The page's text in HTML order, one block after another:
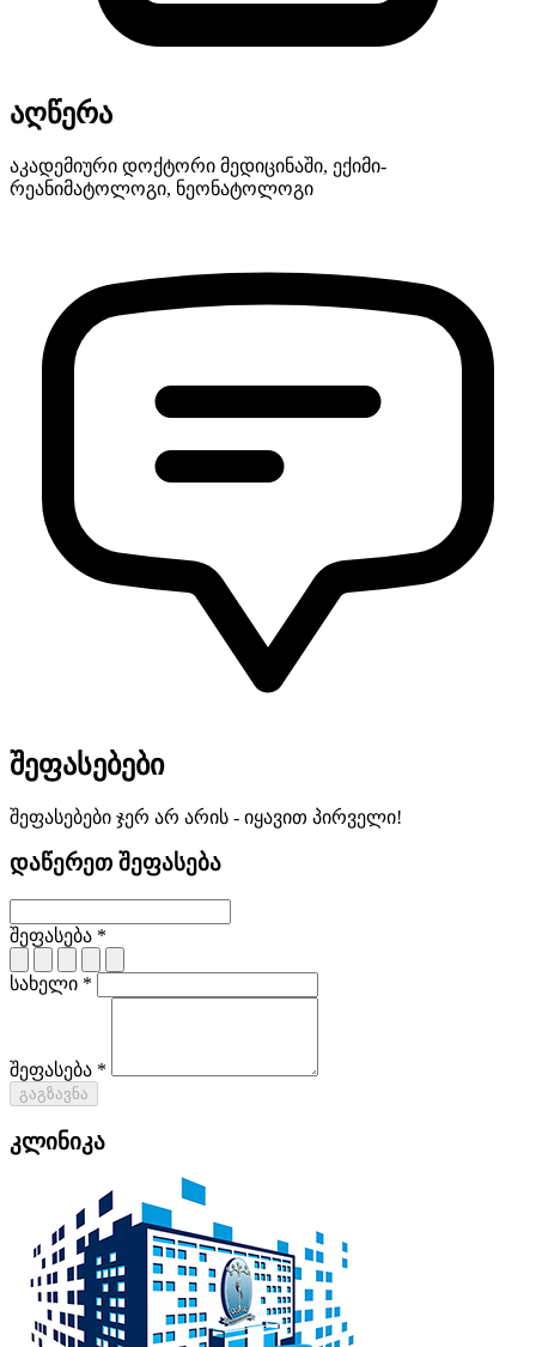
აღწერა
აკადემიური დოქტორი მედიცინაში, ექიმი-
რეანიმატოლოგი, ნეონატოლოგი
შეფასებები
შეფასებები ჯერ არ არის - იყავით პირველი!
დაწერეთ შეფასება
შეფასება *
სახელი *
შეფასება *
გაგზავნა
კლინიკა